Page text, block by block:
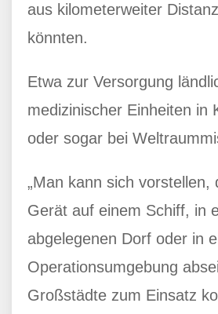
aus kilometerweiter
könnten.
Etwa zur Versorgung
medizinischer Einheiten in
oder sogar bei
„Man kann sich vorstellen,
Gerät auf einem Schiff, in
abgelegenen Dorf oder in
Operationsumgebung
Großstädte zum Einsatz